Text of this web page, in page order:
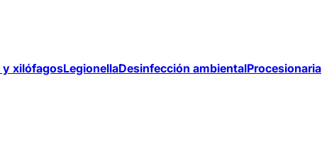
y xilófagosLegionellaDesinfección ambientalProcesionaria